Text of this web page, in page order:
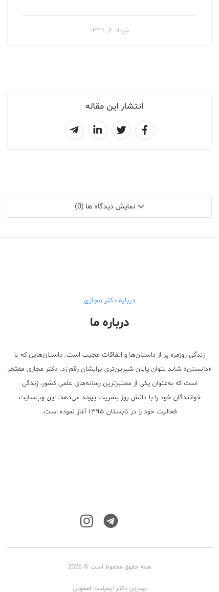
انتشار این مقاله
خرداد ۲, ۱۳۹۹
نمایش دیدگاه ها (0)
درباره دکتر مجازی
درباره ما
زندگی روزمره پر از داستان‌ها و اتفاقات عجیب است. داستان‌هایی که با
«دانستن» شاید بتوان پایان شیرین‌تری برایشان رقم زد. دکتر مجازی مفتخر
است که به‌عنوان یکی از معتبر‌ترین رسانه‌های علمی کشور، زندگی
خوانندگان خود را با دانش روز بشریت پیوند می‌دهد. این وب‌سایت
فعالیت خود را در تابستان ۱۳۹۵ آغاز نموده است.
همه حقوق محفوظ است © 2026
بهترین دکتر ایمپلنت اصفهان